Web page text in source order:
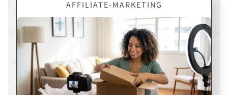
gezielt für erfolgreiche Affiliate-Inhalte
einsetzt.
AFFILIATE-MARKETING